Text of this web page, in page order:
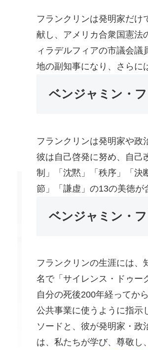
フランクリンは発明家だけ
献し、アメリカ合衆国憲法
ィラデルフィアの市議会
地の副知事になり、さらに
ベンジャミン・
フランクリンは発明家や政
彼は自己啓発に努め、自己
制」「沈黙」「秩序」「決
節」「謙虚」の13の美徳が
ベンジャミン・
フランクリンの生涯には、
名で「サイレンス・ドゥー
自分の死後200年経ってか
公共事業に使うように指示
ソードと、彼が発明家・政
は、私たちが学び、尊敬し